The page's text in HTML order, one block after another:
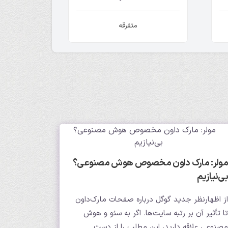
متفرقه
مولر: مارک داون مخصوص هوش مصنوعی؟
بی‌نیازیم
از اظهارنظر جدید گوگل درباره صفحات مارک‌داون
تا تأثیر آن بر رتبه سایت‌ها. اگر به سئو و هوش